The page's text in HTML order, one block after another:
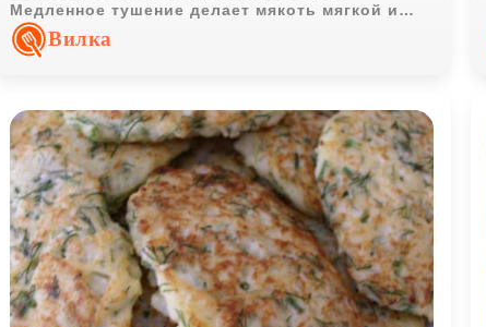
Медленное тушение делает мякоть мягкой и
особенно ароматной.
Вилка